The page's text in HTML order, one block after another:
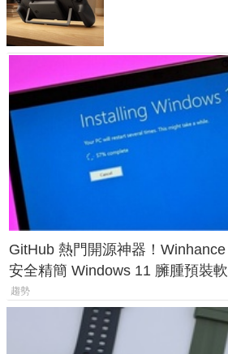
GitHub 熱門開源神器！
安全精簡 Windows 11 臃腫預裝
後台追蹤
趨勢